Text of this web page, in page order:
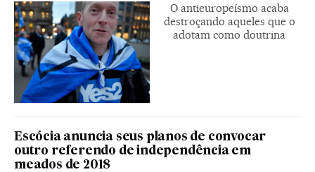
O antieuropeísmo acaba
destroçando aqueles que o
adotam como doutrina
Escócia anuncia seus planos de convocar
outro referendo de independência em
meados de 2018